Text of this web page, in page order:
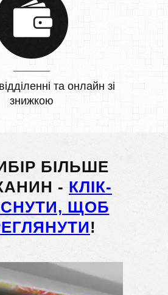
та онлайн зі
знижкою
БІЛЬШЕ
- КЛІК-
ЩОБ
!